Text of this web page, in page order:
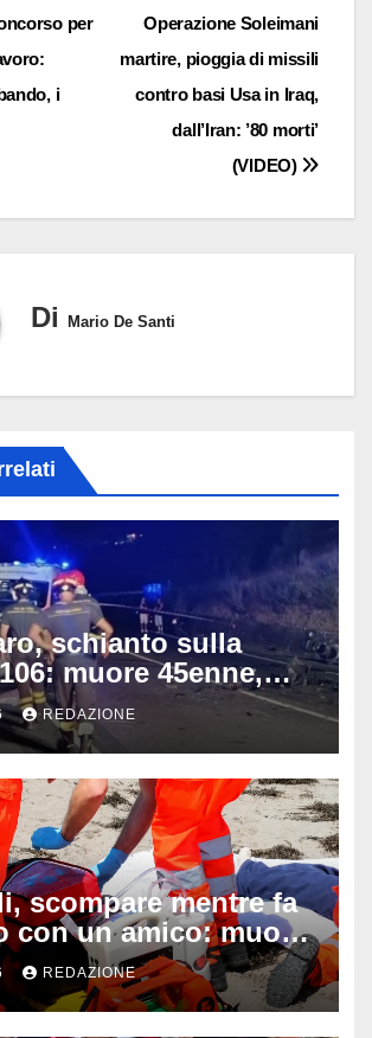
Operazione Soleimani
martire, pioggia di missili
contro basi Usa in Iraq,
dall’Iran: ’80 morti’
(VIDEO)
per
i
Di Mario De Santi
schianto sulla
muore 45enne,
un’auto, un suv e
REDAZIONE
scompare mentre fa
con un amico: muore
dopo 45 minuti di
tentativi di
REDAZIONE